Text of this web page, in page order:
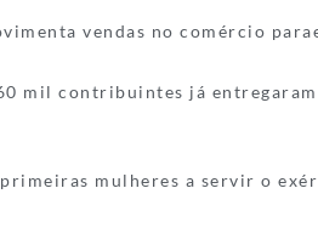
vendas no comércio
mil contribuintes já
primeiras mulheres a servir o